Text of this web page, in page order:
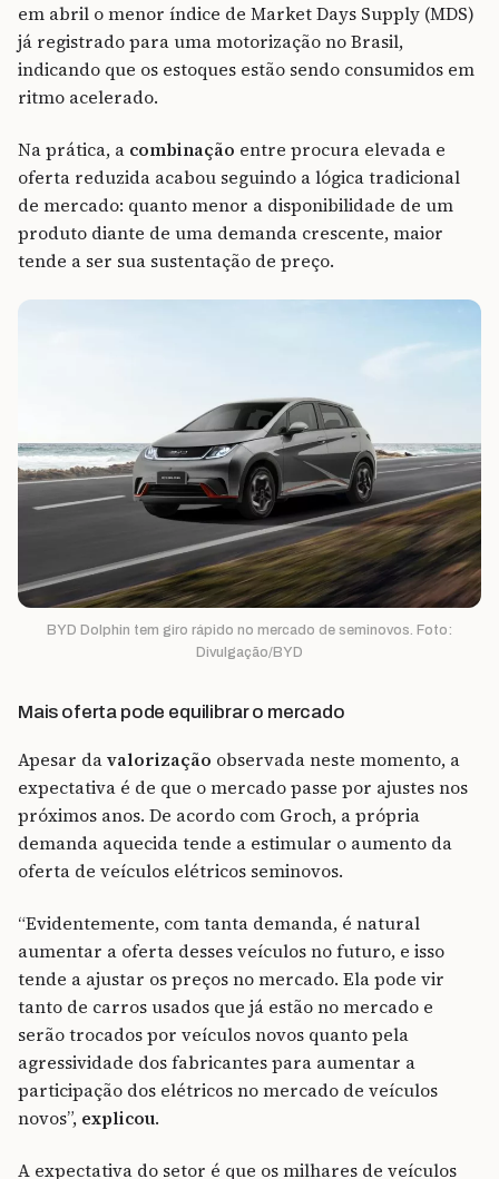
em abril o menor índice de Market Days Supply (MDS)
já registrado para uma motorização no Brasil,
indicando que os estoques estão sendo consumidos em
ritmo acelerado.
Na prática, a combinação entre procura elevada e
oferta reduzida acabou seguindo a lógica tradicional
de mercado: quanto menor a disponibilidade de um
produto diante de uma demanda crescente, maior
tende a ser sua sustentação de preço.
BYD Dolphin tem giro rápido no mercado de seminovos. Foto:
Divulgação/BYD
Mais oferta pode equilibrar o mercado
Apesar davalorização observada neste momento, a
expectativa é de que o mercado passe por ajustes nos
próximos anos. De acordo com Groch, a própria
demanda aquecida tende a estimular o aumento da
oferta de veículos elétricos seminovos.
“Evidentemente, com tanta demanda, é natural
aumentar a oferta desses veículos no futuro, e isso
tende a ajustar os preços no mercado. Ela pode vir
tanto de carros usados que já estão no mercado e
serão trocados por veículos novos quanto pela
agressividade dos fabricantes para aumentar a
participação dos elétricos no mercado de veículos
novos”, explicou.
A expectativa do setor é que os milhares de veículos